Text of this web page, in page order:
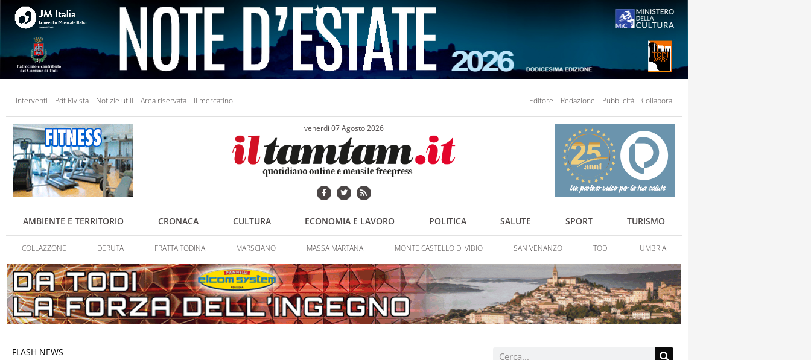
Interventi Pdf Rivista Notizie utili Area riservata Il mercatino Editore Redazione Pubblicità Collabora
venerdì 07 Agosto 2026
AMBIENTE E TERRITORIO CRONACA CULTURA ECONOMIA E LAVORO POLITICA SALUTE SPORT TURISMO
COLLAZZONE DERUTA FRATTA TODINA MARSCIANO MASSA MARTANA MONTE CASTELLO DI VIBIO SAN VENANZO TODI UMBRIA
FLASH NEWS